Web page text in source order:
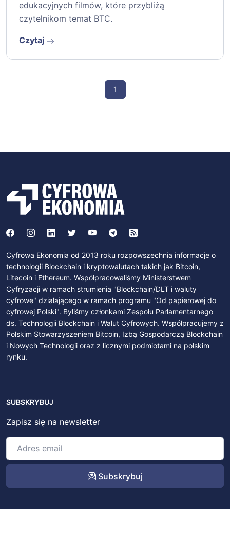
edukacyjnych filmów, które przybliżą
czytelnikom temat BTC.
Czytaj
1
Cyfrowa Ekonomia od 2013 roku rozpowszechnia informacje o
technologii Blockchain i kryptowalutach takich jak Bitcoin,
Litecoin i Ethereum. Współpracowaliśmy Ministerstwem
Cyfryzacji w ramach strumienia "Blockchain/DLT i waluty
cyfrowe" działającego w ramach programu "Od papierowej do
cyfrowej Polski". Byliśmy członkami Zespołu Parlamentarnego
ds. Technologii Blockchain i Walut Cyfrowych. Współpracujemy z
Polskim Stowarzyszeniem Bitcoin, Izbą Gospodarczą Blockchain
i Nowych Technologii oraz z licznymi podmiotami na polskim
rynku.
SUBSKRYBUJ
Zapisz się na newsletter
Subskrybuj